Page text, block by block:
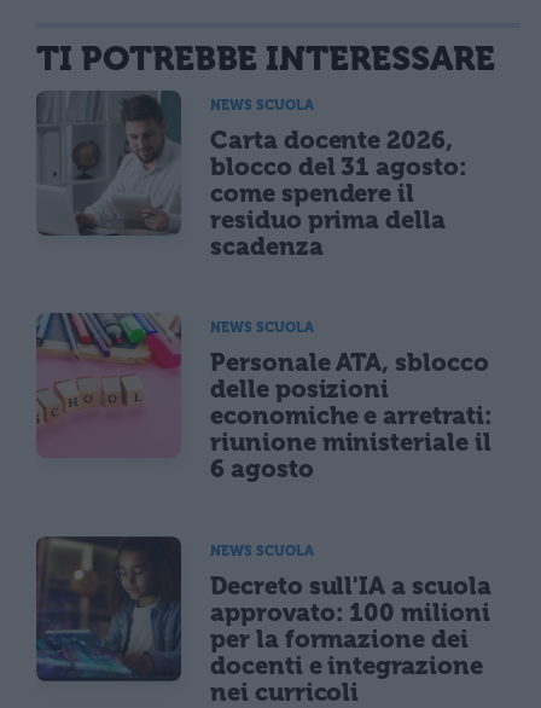
TI POTREBBE INTERESSARE
NEWS SCUOLA
Carta docente 2026,
blocco del 31 agosto:
come spendere il
residuo prima della
scadenza
NEWS SCUOLA
Personale ATA, sblocco
delle posizioni
economiche e arretrati:
riunione ministeriale il
6 agosto
NEWS SCUOLA
Decreto sull'IA a scuola
approvato: 100 milioni
per la formazione dei
docenti e integrazione
nei curricoli